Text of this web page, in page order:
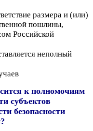
размера и (или)
пошлины,
Российской
неполный
к полномочиям
субъектов
безопасности